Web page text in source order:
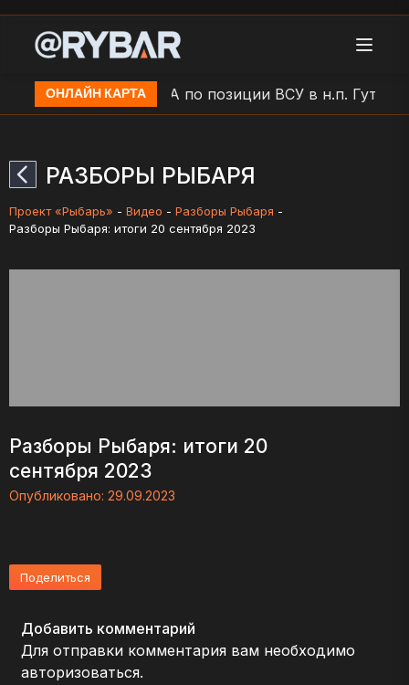
ОНЛАЙН КАРТАУдар БЛА по позиции ВСУ в н.п. Гута-
РАЗБОРЫ РЫБАРЯ
Проект «Рыбарь» - Видео - Разборы Рыбаря -
Разборы Рыбаря: итоги 20 сентября 2023
Разборы Рыбаря: итоги 20
сентября 2023
Опубликовано: 29.09.2023
Поделиться
Добавить комментарий
Для отправки комментария вам необходимо
авторизоваться.